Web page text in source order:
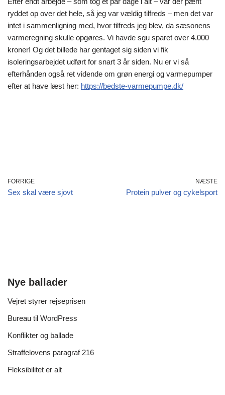
ryddet op over det hele, så jeg var vældig tilfreds – men det var
intet i sammenligning med, hvor tilfreds jeg blev, da sæsonens
varmeregning skulle opgøres. Vi havde sgu sparet over 4.000
kroner! Og det billede har gentaget sig siden vi fik
isoleringsarbejdet udført for snart 3 år siden. Nu er vi så
efterhånden også ret vidende om grøn energi og varmepumper
efter at have læst her: https://bedste-varmepumpe.dk/
FORRIGE
Sex skal være sjovt
NÆSTE
Protein pulver og cykelsport
Nye ballader
Vejret styrer rejseprisen
Bureau til WordPress
Konflikter og ballade
Straffelovens paragraf 216
Fleksibilitet er alt